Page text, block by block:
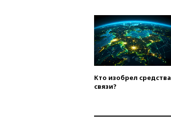
Кто изобрел средства
связи?